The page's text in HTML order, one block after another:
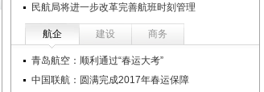
民航局将进一步改革完善航班时刻管理
航企 建设 商务
青岛航空：顺利通过“春运大考”
中国联航：圆满完成2017年春运保障